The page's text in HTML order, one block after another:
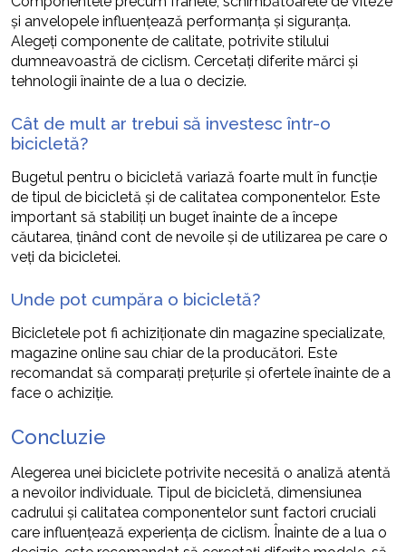
și anvelopele influențează performanța și siguranța.
Alegeți componente de calitate, potrivite stilului
dumneavoastră de ciclism. Cercetați diferite mărci și
tehnologii înainte de a lua o decizie.
Cât de mult ar trebui să investesc într-o
bicicletă?
Bugetul pentru o bicicletă variază foarte mult în funcție
de tipul de bicicletă și de calitatea componentelor. Este
important să stabiliți un buget înainte de a începe
căutarea, ținând cont de nevoile și de utilizarea pe care o
veți da bicicletei.
Unde pot cumpăra o bicicletă?
Bicicletele pot fi achiziționate din magazine specializate,
magazine online sau chiar de la producători. Este
recomandat să comparați prețurile și ofertele înainte de a
face o achiziție.
Concluzie
Alegerea unei biciclete potrivite necesită o analiză atentă
a nevoilor individuale. Tipul de bicicletă, dimensiunea
cadrului și calitatea componentelor sunt factori cruciali
care influențează experiența de ciclism. Înainte de a lua o